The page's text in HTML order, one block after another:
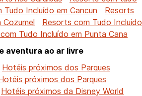
Tudo Incluído em Cancun
Resorts
Resorts com Tudo Incluído
Tudo Incluído em Punta Cana
aventura ao ar livre
Hotéis próximos dos Parques
próximos dos Parques
Hotéis próximos da Disney World